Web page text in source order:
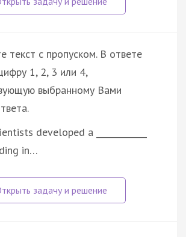
текст с пропуском. В ответе
1, 2, 3 или 4,
выбранному Вами
developed a ____________
in…